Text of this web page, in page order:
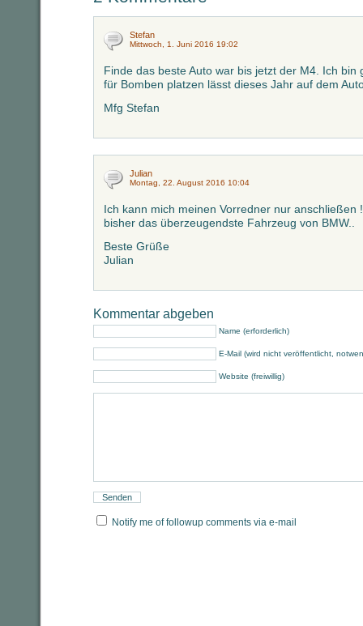
Stefan
Mittwoch, 1. Juni 2016 19:02
Finde das beste Auto war bis jetzt der M4. Ich bin
für Bomben platzen lässt dieses Jahr auf dem
Mfg Stefan
Julian
Montag, 22. August 2016 10:04
Ich kann mich meinen Vorredner nur anschließen
bisher das überzeugendste Fahrzeug von BMW..
Beste Grüße
Julian
Kommentar abgeben
Name (erforderlich)
E-Mail (wird nicht veröffentlicht,
Website (freiwillig)
Notify me of followup comments via e-mail